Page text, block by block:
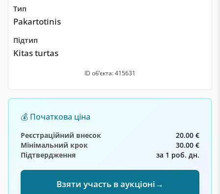
Тип
Pakartotinis
Підтип
Kitas turtas
ID обʼєкта: 415631
💰 Початкова ціна
Реєстраційний внесок
20.00 €
Мінімальний крок
30.00 €
Підтвердження
за 1 роб. дн.
Взяти участь в аукціоні→